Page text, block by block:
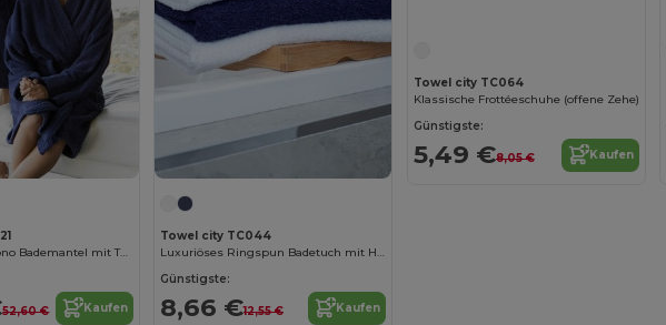
Luxuriöser Kimono Bademantel mit Taschen
52,60 € Kaufen
Towel city TC044
Luxuriöses Ringspun Badetuch mit Heringbone-Bordüre
Günstigste:
8,66 €12,55 € Kaufen
Towel city TC064
Klassische Frottéeschuhe (offene Zehe)
Günstigste:
5,49 €8,05 € Kaufen